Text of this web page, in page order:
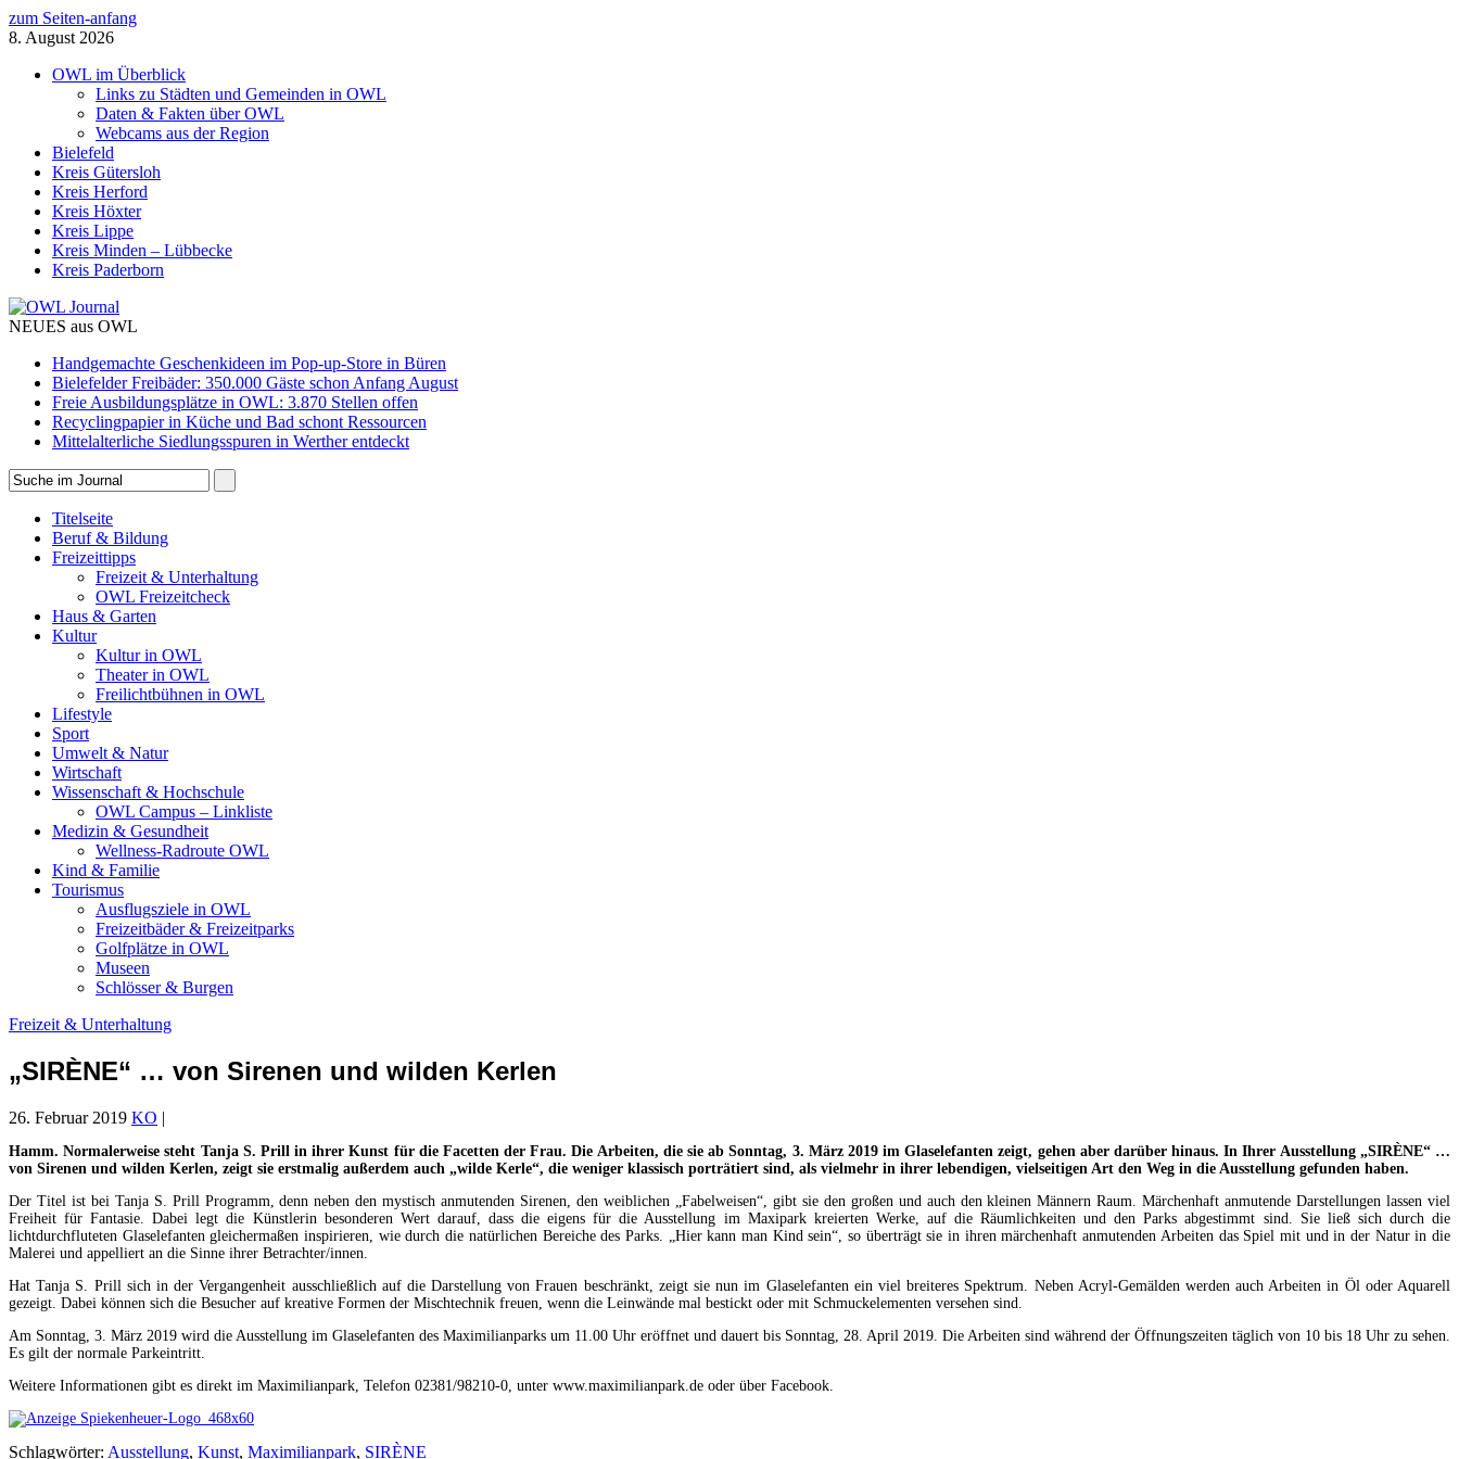
zum Seiten-anfang
8. August 2026
OWL im Überblick
Links zu Städten und Gemeinden in OWL
Daten & Fakten über OWL
Webcams aus der Region
Bielefeld
Kreis Gütersloh
Kreis Herford
Kreis Höxter
Kreis Lippe
Kreis Minden – Lübbecke
Kreis Paderborn
NEUES aus OWL
Handgemachte Geschenkideen im Pop-up-Store in Büren
Bielefelder Freibäder: 350.000 Gäste schon Anfang August
Freie Ausbildungsplätze in OWL: 3.870 Stellen offen
Recyclingpapier in Küche und Bad schont Ressourcen
Mittelalterliche Siedlungsspuren in Werther entdeckt
Titelseite
Beruf & Bildung
Freizeittipps
Freizeit & Unterhaltung
OWL Freizeitcheck
Haus & Garten
Kultur
Kultur in OWL
Theater in OWL
Freilichtbühnen in OWL
Lifestyle
Sport
Umwelt & Natur
Wirtschaft
Wissenschaft & Hochschule
OWL Campus – Linkliste
Medizin & Gesundheit
Wellness-Radroute OWL
Kind & Familie
Tourismus
Ausflugsziele in OWL
Freizeitbäder & Freizeitparks
Golfplätze in OWL
Museen
Schlösser & Burgen
Freizeit & Unterhaltung
„SIRÈNE“ … von Sirenen und wilden Kerlen
26. Februar 2019 KO |
Hamm. Normalerweise steht Tanja S. Prill in ihrer Kunst für die Facetten der Frau. Die Arbeiten, die sie ab Sonntag, 3. März 2019 im Glaselefanten zeigt, gehen aber darüber hinaus. In Ihrer Ausstellung „SIRÈNE“ …
von Sirenen und wilden Kerlen, zeigt sie erstmalig außerdem auch „wilde Kerle“, die weniger klassisch porträtiert sind, als vielmehr in ihrer lebendigen, vielseitigen Art den Weg in die Ausstellung gefunden haben.
Der Titel ist bei Tanja S. Prill Programm, denn neben den mystisch anmutenden Sirenen, den weiblichen „Fabelweisen“, gibt sie den großen und auch den kleinen Männern Raum. Märchenhaft anmutende Darstellungen lassen viel
Freiheit für Fantasie. Dabei legt die Künstlerin besonderen Wert darauf, dass die eigens für die Ausstellung im Maxipark kreierten Werke, auf die Räumlichkeiten und den Parks abgestimmt sind. Sie ließ sich durch die
lichtdurchfluteten Glaselefanten gleichermaßen inspirieren, wie durch die natürlichen Bereiche des Parks. „Hier kann man Kind sein“, so überträgt sie in ihren märchenhaft anmutenden Arbeiten das Spiel mit und in der Natur in die
Malerei und appelliert an die Sinne ihrer Betrachter/innen.
Hat Tanja S. Prill sich in der Vergangenheit ausschließlich auf die Darstellung von Frauen beschränkt, zeigt sie nun im Glaselefanten ein viel breiteres Spektrum. Neben Acryl-Gemälden werden auch Arbeiten in Öl oder Aquarell
gezeigt. Dabei können sich die Besucher auf kreative Formen der Mischtechnik freuen, wenn die Leinwände mal bestickt oder mit Schmuckelementen versehen sind.
Am Sonntag, 3. März 2019 wird die Ausstellung im Glaselefanten des Maximilianparks um 11.00 Uhr eröffnet und dauert bis Sonntag, 28. April 2019. Die Arbeiten sind während der Öffnungszeiten täglich von 10 bis 18 Uhr zu sehen.
Es gilt der normale Parkeintritt.
Weitere Informationen gibt es direkt im Maximilianpark, Telefon 02381/98210-0, unter www.maximilianpark.de oder über Facebook.
Schlagwörter: Ausstellung, Kunst, Maximilianpark, SIRÈNE